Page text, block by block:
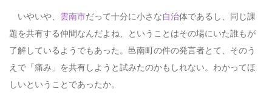
いやいや、 雲南市だって十分に小さな自治体であるし、同じ課
題を共有する仲間なんだよね、ということはその場にいた誰もが
了解しているようでもあった。邑南町の件の発言者とて、そのう
えで「痛み」を共有しようと試みたのかもしれない。わかってほ
しいということであったか。